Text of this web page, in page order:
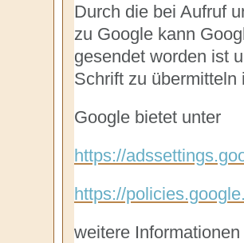
Durch die bei Aufruf
zu Google kann
gesendet worden ist
Schrift zu übermitteln
Google bietet unter
https://
https://
weitere